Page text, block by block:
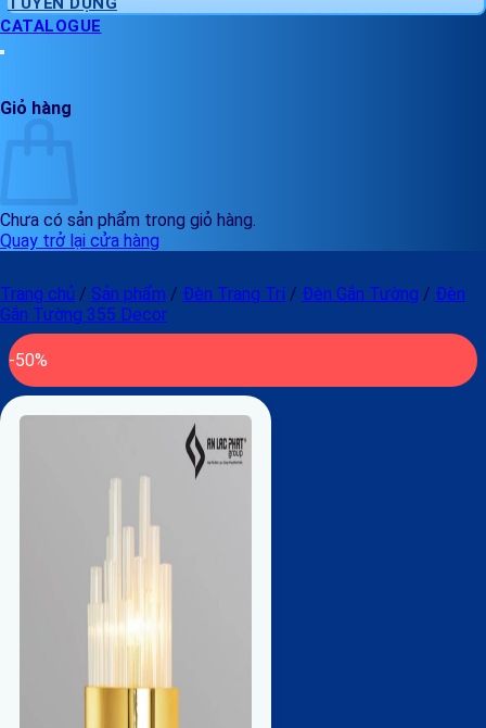
CATALOGUE
Giỏ hàng
Chưa có sản phẩm trong giỏ hàng.
Quay trở lại cửa hàng
Trang chủ / Sản phẩm / Đèn Trang Trí / Đèn Gắn Tường / Đèn
Gắn Tường 355 Decor
-50%